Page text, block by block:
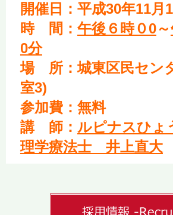
開催日：平成30年11月
時 間： 午後６時０0～
0分
場 所：城東区民セン
室3)
参加費：無料
講 師： ルピナスひ
理学療法士 井上直大